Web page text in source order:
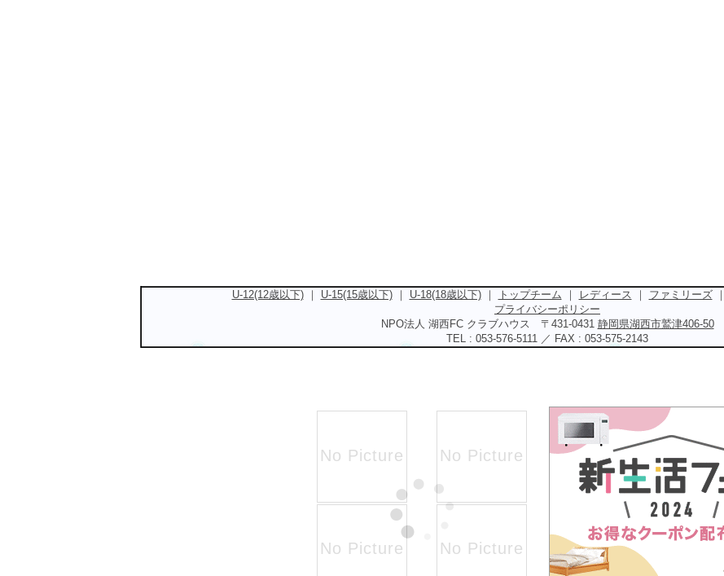
U-12(12歳以下)｜ U-15(15歳以下)｜ U-18(18歳以下)｜ トップチーム ｜ レディース ｜ ファミリーズ｜
プライバシーポリシー
NPO法人 湖西FC クラブハウス 〒431-0431 静岡県湖西市鷲津406-50
TEL : 053-576-5111 ／ FAX : 053-575-2143